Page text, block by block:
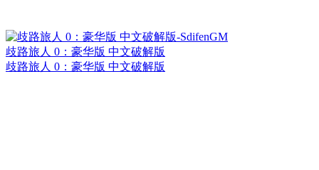
歧路旅人 0：豪华版 中文破解版
歧路旅人 0：豪华版 中文破解版